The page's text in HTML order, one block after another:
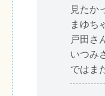
見たか
まゆち
戸田さ
いつみ
ではま